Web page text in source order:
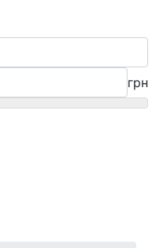
грн